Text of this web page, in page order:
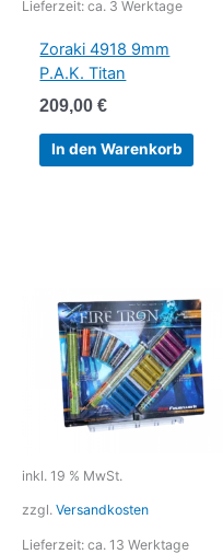
Lieferzeit: ca. 3 Werktage
Zoraki 4918 9mm
P.A.K. Titan
209,00€
In den Warenkorb
inkl. 19 % MwSt.
zzgl. Versandkosten
Lieferzeit: ca. 13 Werktage